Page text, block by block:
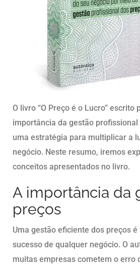
O livro “O Preço é o Lucro” escrito
importância da gestão
uma estratégia para multiplicar a
negócio. Neste resumo, iremos
conceitos apresentados no livro.
A importância da
preços
Uma gestão eficiente dos preços
sucesso de qualquer negócio. O
muitas empresas cometem o erro